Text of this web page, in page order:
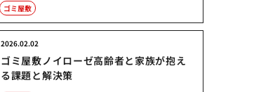
ゴミ屋敷
ゴミ屋敷ノイローゼ高齢者と家族が抱え
る課題と解決策
2026.02.02